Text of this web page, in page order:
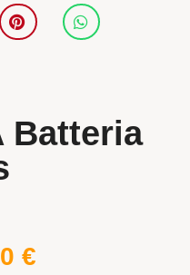
Batteria
€